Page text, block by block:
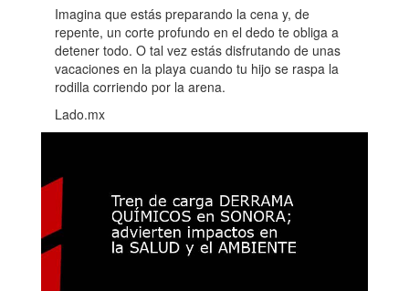
Imagina que estás preparando la cena y, de
repente, un corte profundo en el dedo te obliga a
detener todo. O tal vez estás disfrutando de unas
vacaciones en la playa cuando tu hijo se raspa la
rodilla corriendo por la arena.
Lado.mx